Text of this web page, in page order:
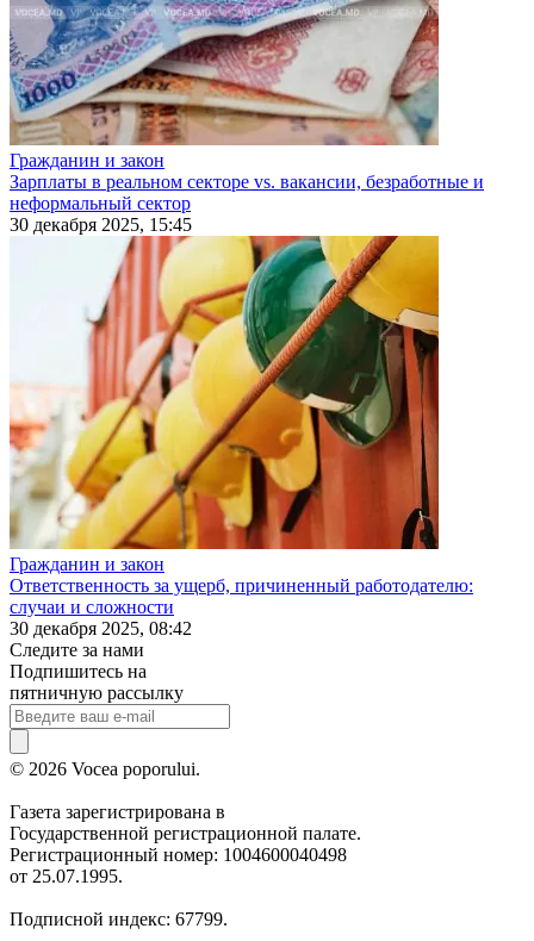
Гражданин и закон
Зарплаты в реальном секторе vs. вакансии, безработные и
неформальный сектор
30 декабря 2025, 15:45
Гражданин и закон
Ответственность за ущерб, причиненный работодателю:
случаи и сложности
30 декабря 2025, 08:42
Следите за нами
Подпишитесь на
пятничную рассылку
© 2026 Vocea poporului.
Газета зарегистрирована в
Государственной регистрационной палате.
Регистрационный номер: 1004600040498
от 25.07.1995.
Подписной индекс: 67799.